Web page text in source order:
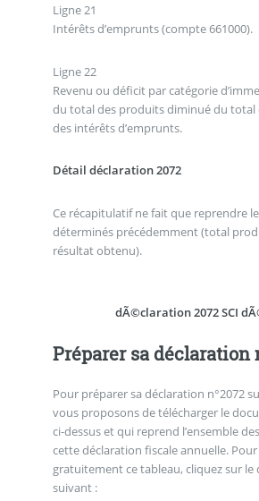
Ligne 21
Intérêts d’emprunts (compte 661000).
Ligne 22
Revenu ou déficit par catégorie
du total des produits diminué du total
des intérêts d’emprunts.
Détail déclaration 2072
Ce récapitulatif ne fait que reprendre
déterminés précédemment (total
résultat obtenu).
dÃ©claration 2072 SCI
Préparer sa déclaration
Pour préparer sa déclaration n°2072
vous proposons de télécharger le
ci-dessus et qui reprend l’ensemble
cette déclaration fiscale annuelle.
gratuitement ce tableau, cliquez sur
suivant :